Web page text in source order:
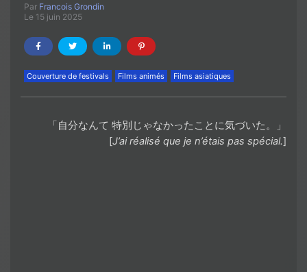
Par Francois Grondin
Le 15 juin 2025
Couverture de festivals Films animés Films asiatiques
「自分なんて 特別じゃなかったことに気づいた。」
[J’ai réalisé que je n’étais pas spécial.]